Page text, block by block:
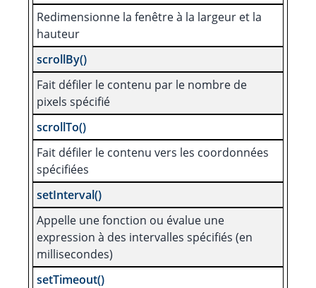
Redimensionne la fenêtre à la largeur et la
hauteur
scrollBy()
Fait défiler le contenu par le nombre de
pixels spécifié
scrollTo()
Fait défiler le contenu vers les coordonnées
spécifiées
setInterval()
Appelle une fonction ou évalue une
expression à des intervalles spécifiés (en
millisecondes)
setTimeout()